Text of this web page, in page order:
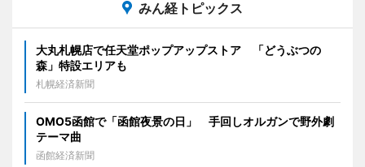
みん経トピックス
大丸札幌店で任天堂ポップアップストア 「どうぶつの
森」特設エリアも
札幌経済新聞
OMO5函館で「函館夜景の日」 手回しオルガンで野外劇
テーマ曲
函館経済新聞